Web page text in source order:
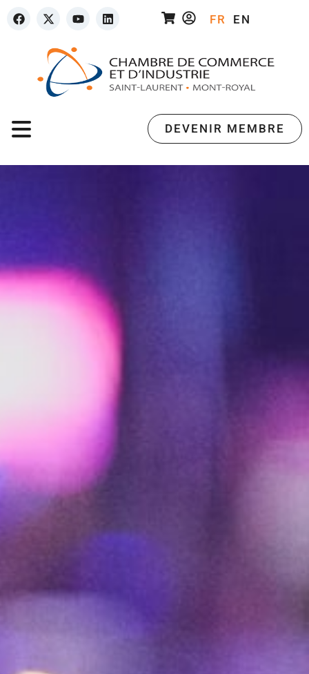
FR EN
DEVENIR MEMBRE